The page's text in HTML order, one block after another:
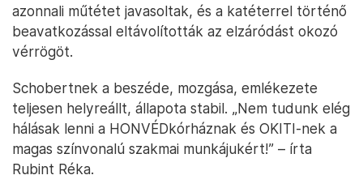
azonnali műtétet javasoltak, és a katéterrel történő
beavatkozással eltávolították az elzáródást okozó
vérrögöt.
Schobertnek a beszéde, mozgása, emlékezete
teljesen helyreállt, állapota stabil. „Nem tudunk elég
hálásak lenni a HONVÉDkórháznak és OKITI-nek a
magas színvonalú szakmai munkájukért!” – írta
Rubint Réka.